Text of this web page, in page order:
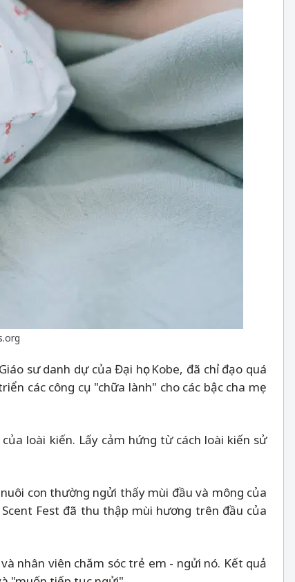
sư danh dự của Đại học Kobe, đã chỉ đạo quá
các công cụ "chữa lành" cho các bậc cha mẹ
loài kiến. Lấy cảm hứng từ cách loài kiến ​​sử
con thường ngửi thấy mùi đầu và mông của
Fest đã thu thập mùi hương trên đầu của
nhân viên chăm sóc trẻ em - ngửi nó. Kết quả